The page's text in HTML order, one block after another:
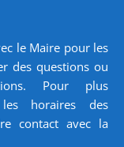
le Maire pour les
des questions ou
Pour plus
horaires des
contact avec la